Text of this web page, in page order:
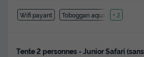
Wifi payant Toboggan aquatique
+ 2
Tente 2 personnes - Junior Safari